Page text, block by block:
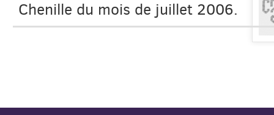
Chenille du mois de juillet 2006.